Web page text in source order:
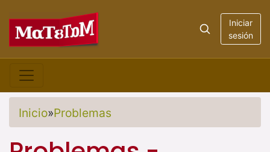
Iniciar
sesión
Inicio»Problemas